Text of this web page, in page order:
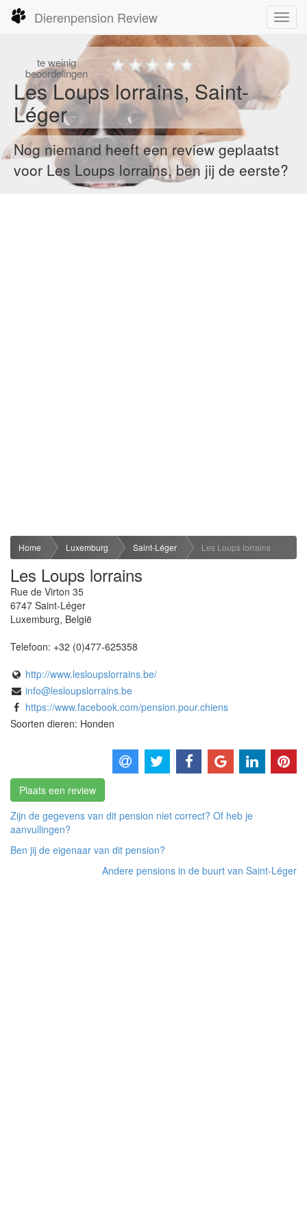
Dierenpension Review
teweinig
beoordelingen
Les Loups lorrains, Saint-
Léger
Nog niemand heeft een review geplaatst
voor Les Loups lorrains, ben jij de eerste?
Home Luxemburg Saint-Léger Les Loups lorrains
Les Loups lorrains
Rue de Virton 35
6747 Saint-Léger
Luxemburg, België
Telefoon: +32 (0)477-625358
http://www.lesloupslorrains.be/
info@lesloupslorrains.be
https://www.facebook.com/pension.pour.chiens
Soorten dieren: Honden
Plaats een review
Zijn de gegevens van dit pension niet correct? Of heb je
aanvullingen?
Ben jij de eigenaar van dit pension?
Andere pensions in de buurt van Saint-Léger